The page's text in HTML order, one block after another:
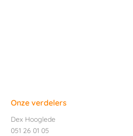
Onze verdelers
Dex Hooglede
051 26 01 05